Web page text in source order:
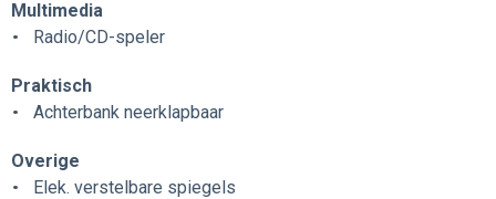
Multimedia
Radio/CD-speler
Praktisch
Achterbank neerklapbaar
Overige
Elek. verstelbare spiegels